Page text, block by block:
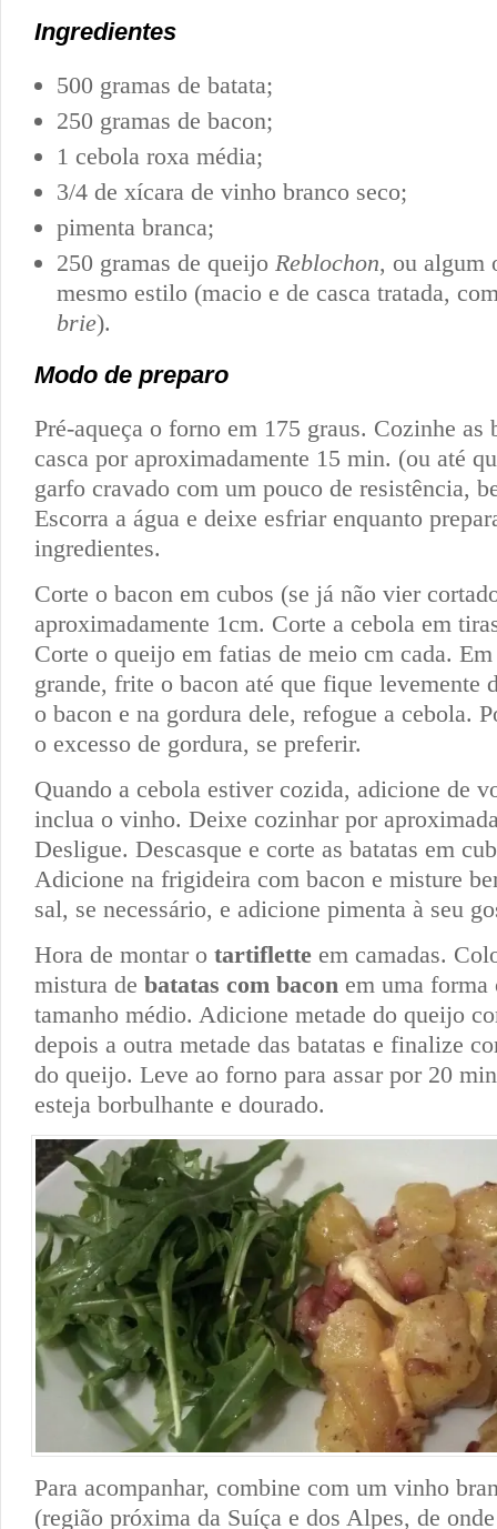
Ingredientes
500 gramas de batata;
250 gramas de bacon;
1 cebola roxa média;
3/4 de xícara de vinho branco seco;
pimenta branca;
250 gramas de queijo Reblochon, ou algum
mesmo estilo (macio e de casca tratada,
brie).
Modo de preparo
Pré-aqueça o forno em 175 graus. Cozinhe as
casca por aproximadamente 15 min. (ou até
garfo cravado com um pouco de resistência,
Escorra a água e deixe esfriar enquanto
ingredientes.
Corte o bacon em cubos (se já não vier
aproximadamente 1cm. Corte a cebola em
Corte o queijo em fatias de meio cm cada.
grande, frite o bacon até que fique levemente
o bacon e na gordura dele, refogue a cebola.
o excesso de gordura, se preferir.
Quando a cebola estiver cozida, adicione de
inclua o vinho. Deixe cozinhar por
Desligue. Descasque e corte as batatas em
Adicione na frigideira com bacon e misture
sal, se necessário, e adicione pimenta à seu
Hora de montar o tartiflette em camadas.
mistura de batatas com bacon em uma
tamanho médio. Adicione metade do queijo
depois a outra metade das batatas e finalize
do queijo. Leve ao forno para assar por 20
esteja borbulhante e dourado.
Para acompanhar, combine com um vinho
(região próxima da Suíça e dos Alpes, de